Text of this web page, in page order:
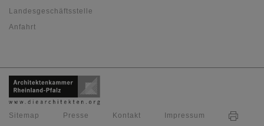
Landesgeschäftsstelle
Anfahrt
Sitemap Presse Kontakt Impressum